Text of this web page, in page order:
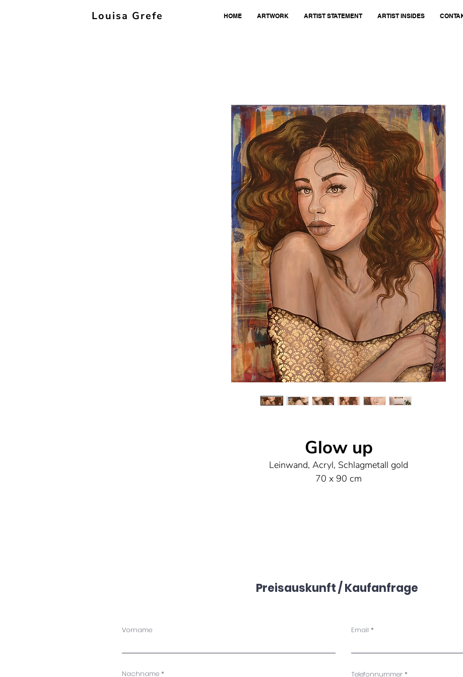
Louisa Grefe HOME ARTWORK ARTIST STATEMENT ARTIST INSIDES
Glow up
Leinwand, Acryl, Schlagmetall gold
70 x 90 cm
Preisauskunft / Kaufanfrage
Vorname Email
Nachname Telefonnummer